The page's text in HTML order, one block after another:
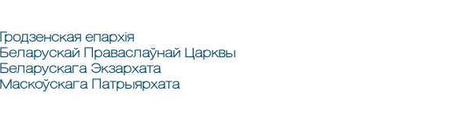
Гродзенская епархія
Беларускай Праваслаўнай Царквы
Беларускага Экзархата
Маскоўскага Патрыярхата